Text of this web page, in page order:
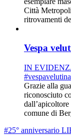
Città
ritrovamenti
Vespa
IN
#vespavelutina
Grazie alla
riconosciuto
comune di
#25° anniversario